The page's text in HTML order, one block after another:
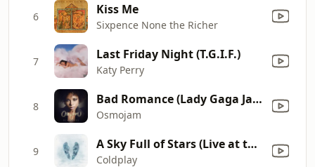
6 Kiss Me
Sixpence None the Richer
7 Last Friday Night (T.G.I.F.)
Katy Perry
8 Bad Romance (Lady Gaga Jazz Cover)
Osmojam
9 A Sky Full of Stars (Live at the Royal Albert Hall, London)
Coldplay